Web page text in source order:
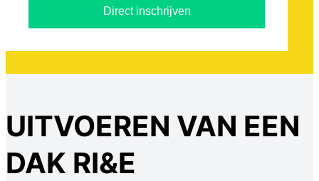
Direct inschrijven
UITVOEREN VAN EEN
DAK RI&E